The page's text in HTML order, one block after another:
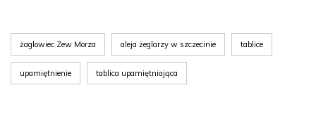
żaglowiec Zew Morza aleja żeglarzy w szczecinie tablice
upamiętnienie tablica upamiętniająca